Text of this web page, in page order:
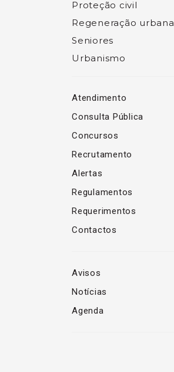
Proteção civil
Regeneração urbana
Seniores
Urbanismo
Atendimento
Consulta Pública
Concursos
Recrutamento
Alertas
Regulamentos
Requerimentos
Contactos
Avisos
Notícias
Agenda